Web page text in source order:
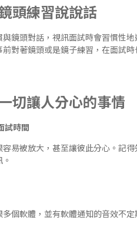
頭練習說說話
鏡頭對話，視訊面試時會習慣性
對著鏡頭或是鏡子練習，在面試時
切讓人分心的事情
試時間
易被放大，甚至讓彼此分心。記
個軟體，並有軟體通知的音效不